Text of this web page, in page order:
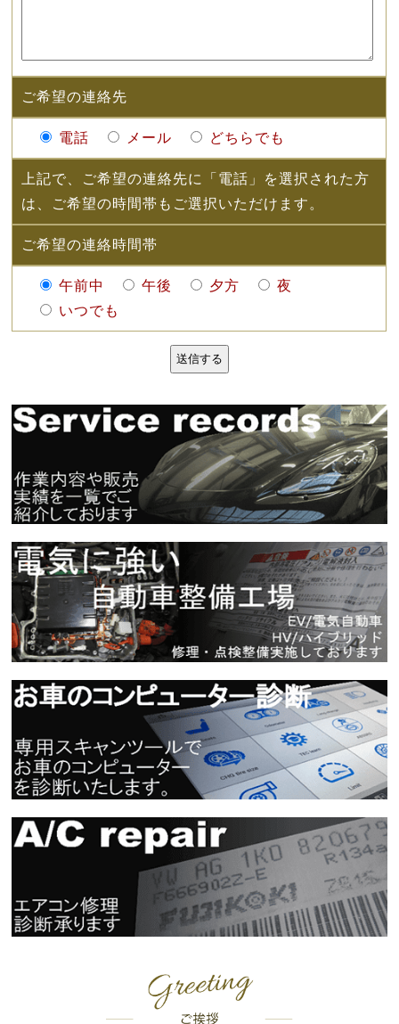
ご希望の連絡先
電話 メール どちらでも
上記で、ご希望の連絡先に「電話」を選択された方
は、ご希望の時間帯もご選択いただけます。
ご希望の連絡時間帯
午前中 午後 夕方
夜
いつでも